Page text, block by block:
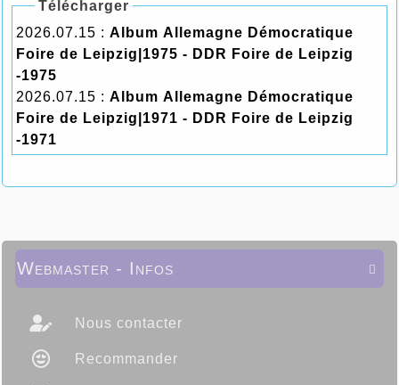
Télécharger
2026.07.15 : Album Allemagne Démocratique
Foire de Leipzig|1975 - DDR Foire de Leipzig
-1975
2026.07.15 : Album Allemagne Démocratique
Foire de Leipzig|1971 - DDR Foire de Leipzig
-1971

Webmaster - Infos
Nous contacter
Recommander